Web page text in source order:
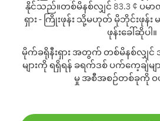
နိုင်သည်။တစ်မိနစ်လျှင် 83.3 ¢ ပမ
ရှား - ကြိုးဖုန်း သို့မဟုတ် မိုဘိုင်းဖု
ဖုန်းခေါ်ဆိုပါ။
မိုက်ခရိုနီးရှား အတွက် တစ်မိနစ်လျှင်
များကို ရရှိရန် ခရက်ဒစ် ပက်ကေ့ချ်မ
မှု အစီအစဉ်တစ်ခုကို ဝ